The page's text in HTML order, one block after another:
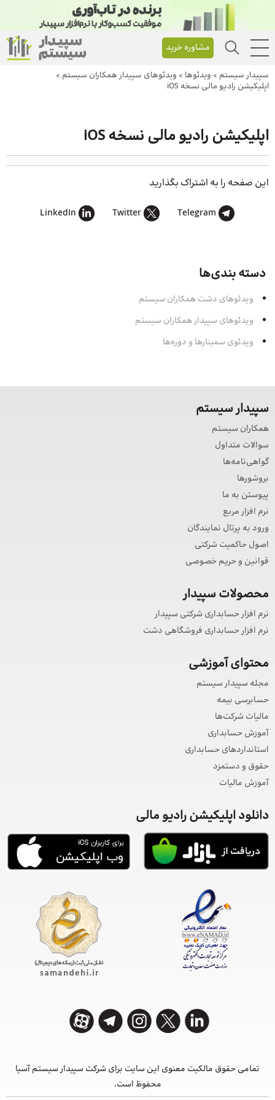
مشاوره خرید
سپیدار سیستم > ویدئوها > ویدئوهای سپیدار همکاران سیستم >
اپلیکیشن رادیو مالی نسخه iOS
اپلیکیشن رادیو مالی نسخه iOS
این صفحه را به اشتراک بگذارید
Telegram
Twitter
LinkedIn
دسته بندی‌ها
ویدئوهای دشت همکاران سیستم
ویدئوهای سپیدار همکاران سیستم
ویدئوی سمینارها و دوره‌ها
سپیدار سیستم
همکاران سیستم
سوالات متداول
گواهی‌نامه‌ها
بروشورها
پیوستن به ما
نرم افزار مربع
ورود به پرتال نمایندگان
اصول حاکمیت شرکتی
قوانین و حریم خصوصی
محصولات سپیدار
نرم افزار حسابداری شرکتی سپیدار
نرم افزار حسابداری فروشگاهی دشت
محتوای آموزشی
مجله سپیدار سیستم
حسابرسی بیمه
مالیات شرکت‌ها
آموزش حسابداری
استانداردهای حسابداری
حقوق و دستمزد
آموزش مالیات
دانلود اپلیکیشن رادیو مالی
تمامی حقوق مالکیت معنوی این ‌سایت برای شرکت سپیدار سیستم آسیا
محفوظ است.